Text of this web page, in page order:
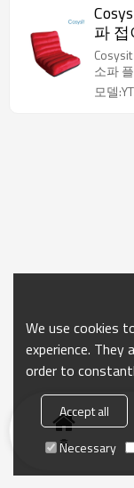
파
소파
모델
홈
We use cookies
experience. They
order to
Accept all
Necessary